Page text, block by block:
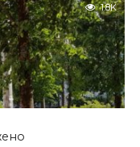
1.8K